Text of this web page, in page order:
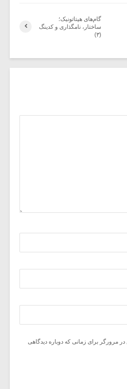
گام‌های هپتاتونیک؛
ساختار، نامگذاری و کدینگ
(۳)
مرورگر برای زمانی که دوباره دیدگاهی